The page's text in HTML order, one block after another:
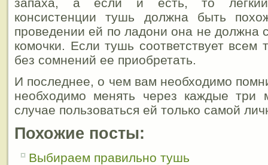
консистенции тушь должна быть
проведении ей по ладони она не должна
комочки. Если тушь соответствует всем
без сомнений ее приобретать.
И последнее, о чем вам необходимо
необходимо менять через каждые
случае пользоваться ей только самой
Похожие посты:
Выбираем правильно тушь